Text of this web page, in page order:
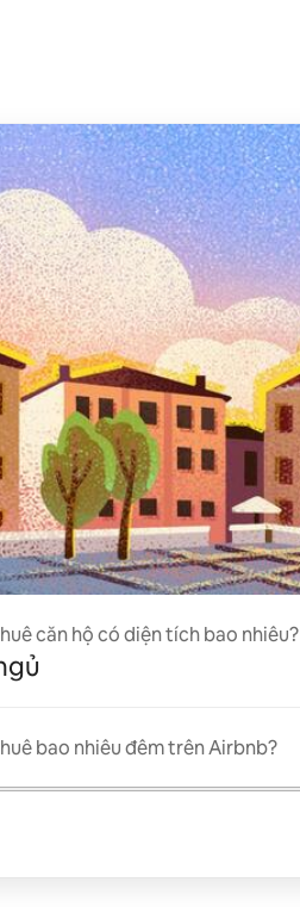
căn hộ có diện tích bao nhiêu?
bao nhiêu đêm trên Airbnb?